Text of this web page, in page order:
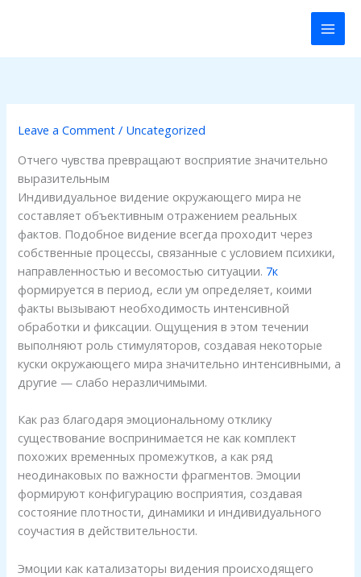
Leave a Comment / Uncategorized
Отчего чувства превращают восприятие значительно
выразительным
Индивидуальное видение окружающего мира не
составляет объективным отражением реальных
фактов. Подобное видение всегда проходит через
собственные процессы, связанные с условием психики,
направленностью и весомостью ситуации. 7к
формируется в период, если ум определяет, коими
факты вызывают необходимость интенсивной
обработки и фиксации. Ощущения в этом течении
выполняют роль стимуляторов, создавая некоторые
куски окружающего мира значительно интенсивными, а
другие — слабо неразличимыми.
Как раз благодаря эмоциональному отклику
существование воспринимается не как комплект
похожих временных промежутков, а как ряд
неодинаковых по важности фрагментов. Эмоции
формируют конфигурацию восприятия, создавая
состояние плотности, динамики и индивидуального
соучастия в действительности.
Эмоции как катализаторы видения происходящего